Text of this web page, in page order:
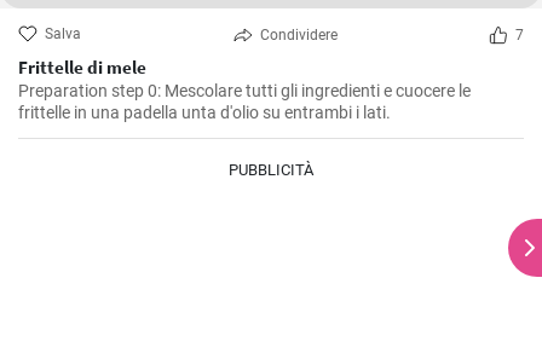
Salva Condividere 7
Frittelle di mele
Preparation step 0: Mescolare tutti gli ingredienti e cuocere le
frittelle in una padella unta d'olio su entrambi i lati.
PUBBLICITÀ